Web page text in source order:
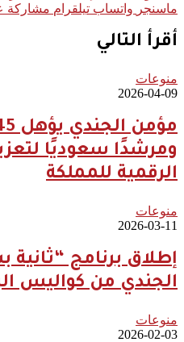
ماسنجر واتساب تيلقرام مشاركة
أقرأ التالي
منوعات
2026-04-09
ومرشدًا سعوديًا
الرقمية للمملكة
منوعات
2026-03-11
إطلاق برنامج
الجندي من كواليس
منوعات
2026-02-03